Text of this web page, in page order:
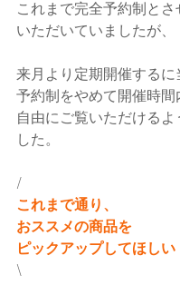
これまで完全予約制とさ
いただいていましたが、
来月より定期開催するに
予約制をやめて開催時間
自由にご覧いただけるよ
した。
/
これまで通り、
おススメの商品を
ピックアップしてほしい
\